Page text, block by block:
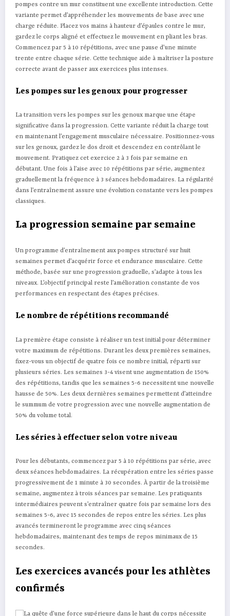
pompes contre un mur constituent une excellente introduction. Cette
variante permet d’appréhender les mouvements de base avec une
charge réduite. Placez vos mains à hauteur d’épaules contre le mur,
gardez le corps aligné et effectuez le mouvement en pliant les bras.
Commencez par 5 à 10 répétitions, avec une pause d’une minute
trente entre chaque série. Cette technique aide à maîtriser la posture
correcte avant de passer aux exercices plus intenses.
Les pompes sur les genoux pour progresser
La transition vers les pompes sur les genoux marque une étape
significative dans la progression. Cette variante réduit la charge tout
en maintenant l’engagement musculaire nécessaire. Positionnez-vous
sur les genoux, gardez le dos droit et descendez en contrôlant le
mouvement. Pratiquez cet exercice 2 à 3 fois par semaine en
débutant. Une fois à l’aise avec 10 répétitions par série, augmentez
graduellement la fréquence à 3 séances hebdomadaires. La régularité
dans l’entraînement assure une évolution constante vers les pompes
classiques.
La progression semaine par semaine
Un programme d’entraînement aux pompes structuré sur huit
semaines permet d’acquérir force et endurance musculaire. Cette
méthode, basée sur une progression graduelle, s’adapte à tous les
niveaux. L’objectif principal reste l’amélioration constante de vos
performances en respectant des étapes précises.
Le nombre de répétitions recommandé
La première étape consiste à réaliser un test initial pour déterminer
votre maximum de répétitions. Durant les deux premières semaines,
fixez-vous un objectif de quatre fois ce nombre initial, réparti sur
plusieurs séries. Les semaines 3-4 visent une augmentation de 150%
des répétitions, tandis que les semaines 5-6 necessitent une nouvelle
hausse de 50%. Les deux dernières semaines permettent d’atteindre
le summum de votre progression avec une nouvelle augmentation de
50% du volume total.
Les séries à effectuer selon votre niveau
Pour les débutants, commencez par 5 à 10 répétitions par série, avec
deux séances hebdomadaires. La récupération entre les séries passe
progressivement de 1 minute à 30 secondes. À partir de la troisième
semaine, augmentez à trois séances par semaine. Les pratiquants
intermédiaires peuvent s’entraîner quatre fois par semaine lors des
semaines 5-6, avec 15 secondes de repos entre les séries. Les plus
avancés termineront le programme avec cinq séances
hebdomadaires, maintenant des temps de repos minimaux de 15
secondes.
Les exercices avancés pour les athlètes
confirmés
La quête d’une force supérieure dans le haut du corps nécessite